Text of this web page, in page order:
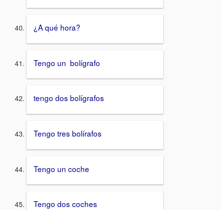
¿A qué hora?
Tengo un bolígrafo
tengo dos bolígrafos
Tengo tres bolírafos
Tengo un coche
Tengo dos coches